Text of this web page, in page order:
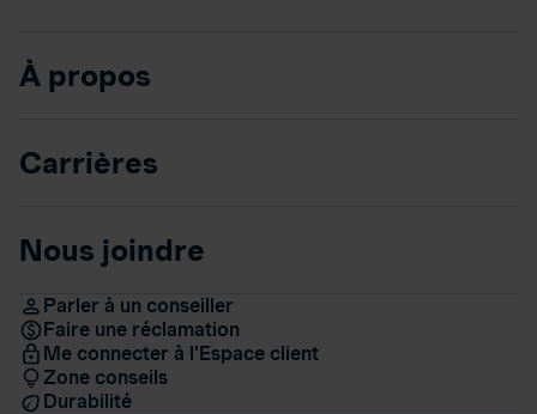
À propos
Carrières
Nous joindre
Parler à un conseiller
Faire une réclamation
Me connecter à l’Espace client
Zone conseils
Durabilité